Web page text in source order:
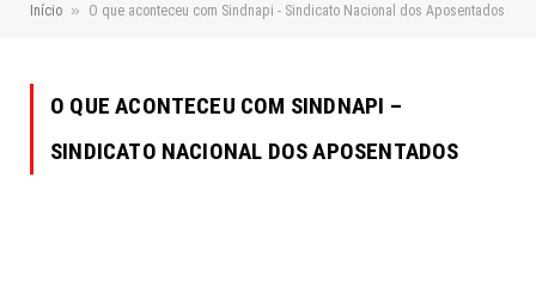
Início » O que aconteceu com Sindnapi - Sindicato Nacional dos Aposentados
O QUE ACONTECEU COM SINDNAPI –
SINDICATO NACIONAL DOS APOSENTADOS